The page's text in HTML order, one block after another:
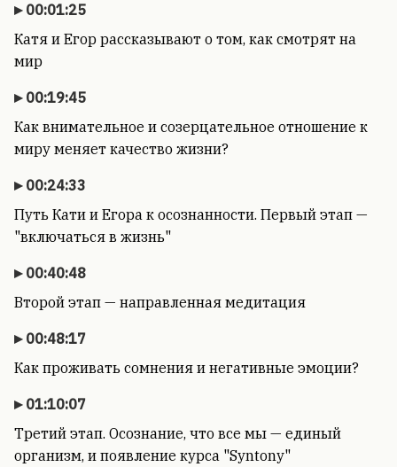
00:01:25
Катя и Егор рассказывают о том, как смотрят на
мир
00:19:45
Как внимательное и созерцательное отношение к
миру меняет качество жизни?
00:24:33
Путь Кати и Егора к осознанности. Первый этап —
"включаться в жизнь"
00:40:48
Второй этап — направленная медитация
00:48:17
Как проживать сомнения и негативные эмоции?
01:10:07
Третий этап. Осознание, что все мы — единый
организм, и появление курса "Syntony"